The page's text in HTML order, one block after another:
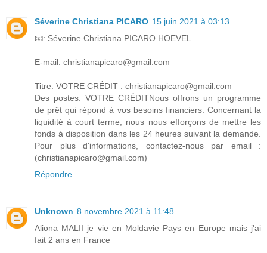
Séverine Christiana PICARO 15 juin 2021 à 03:13
📧: Séverine Christiana PICARO HOEVEL
E-mail: christianapicaro@gmail.com
Titre: VOTRE CRÉDIT : christianapicaro@gmail.com
Des postes: VOTRE CRÉDITNous offrons un programme
de prêt qui répond à vos besoins financiers. Concernant la
liquidité à court terme, nous nous efforçons de mettre les
fonds à disposition dans les 24 heures suivant la demande.
Pour plus d'informations, contactez-nous par email :
(christianapicaro@gmail.com)
Répondre
Unknown 8 novembre 2021 à 11:48
Aliona MALII je vie en Moldavie Pays en Europe mais j'ai
fait 2 ans en France